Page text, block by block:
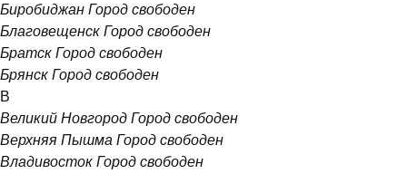
Биробиджан Город свободен
Благовещенск Город свободен
Братск Город свободен
Брянск Город свободен
В
Великий Новгород Город свободен
Верхняя Пышма Город свободен
Владивосток Город свободен